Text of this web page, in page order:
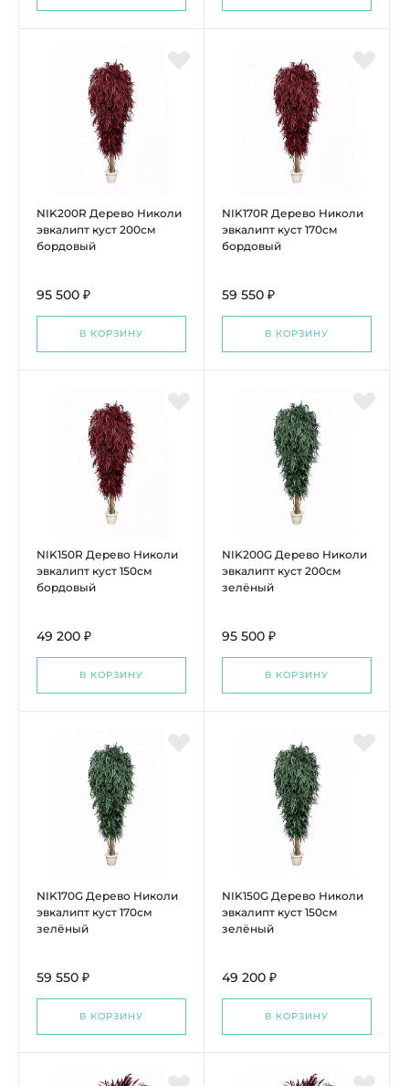
NIK200R Дерево Николи
эвкалипт куст 200см
бордовый
95 500 ₽
В КОРЗИНУ
NIK170R Дерево Николи
эвкалипт куст 170см
бордовый
59 550 ₽
В КОРЗИНУ
NIK150R Дерево Николи
эвкалипт куст 150см
бордовый
49 200 ₽
В КОРЗИНУ
NIK200G Дерево Николи
эвкалипт куст 200см
зелёный
95 500 ₽
В КОРЗИНУ
NIK170G Дерево Николи
эвкалипт куст 170см
зелёный
59 550 ₽
В КОРЗИНУ
NIK150G Дерево Николи
эвкалипт куст 150см
зелёный
49 200 ₽
В КОРЗИНУ